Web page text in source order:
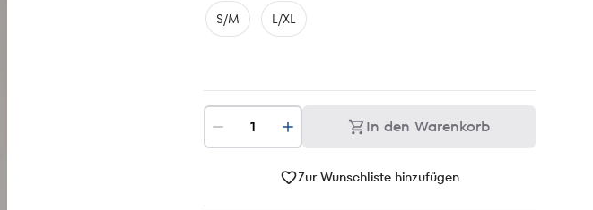
S/M L/XL
In den Warenkorb
Zur Wunschliste hinzufügen